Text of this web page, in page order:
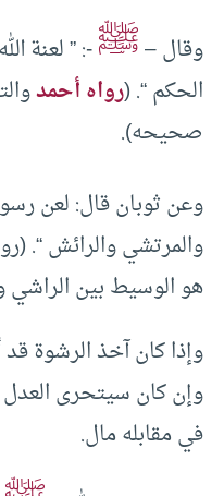
وقال –ﷺ-: ” لعنة
الحكم “. (رواه أحمد
صحيحه).
وعن ثوبان قال: لعن
والمرتشي والرائش “.
هو الوسيط بين الراشي
وإذا كان آخذ الرشوة
وإن كان سيتحرى
في مقابله مال.